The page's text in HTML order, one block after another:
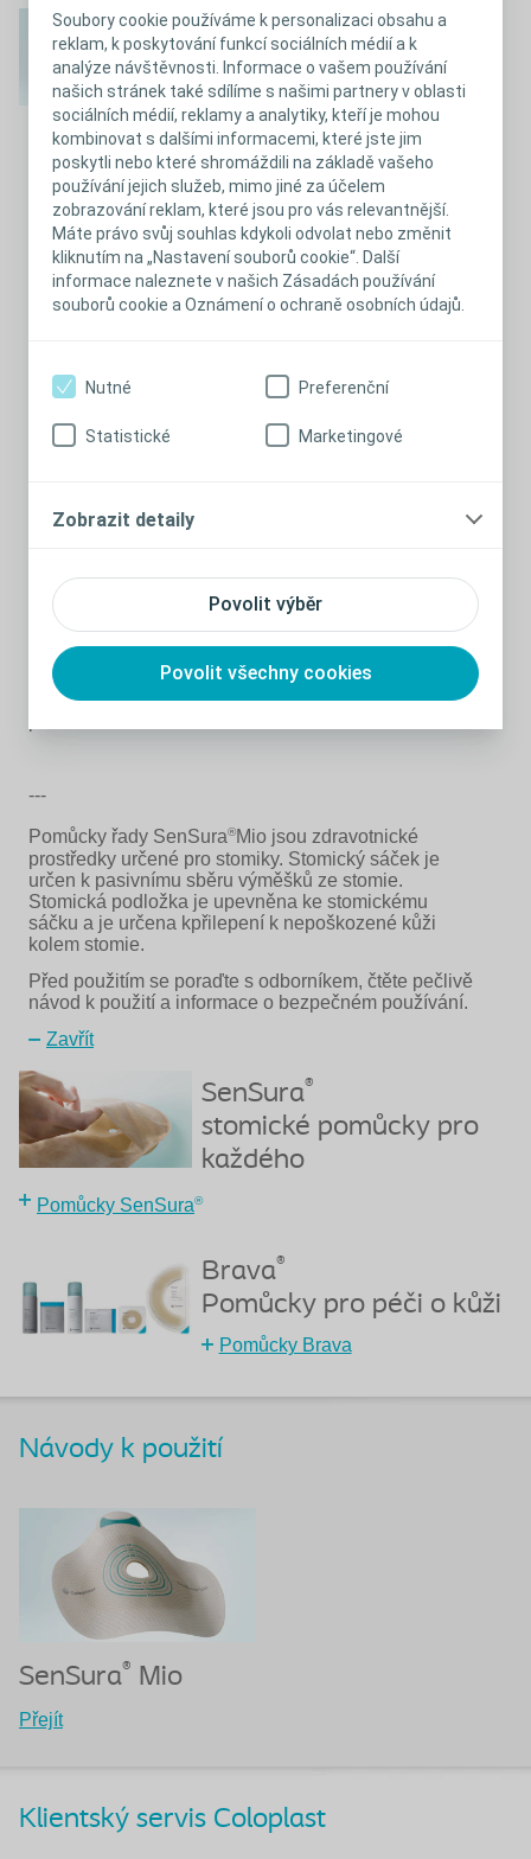
Soubory cookie používáme k personalizaci obsahu a
reklam, k poskytování funkcí sociálních médií a k
analýze návštěvnosti. Informace o vašem používání
našich stránek také sdílíme s našimi partnery v oblasti
sociálních médií, reklamy a analytiky, kteří je mohou
kombinovat s dalšími informacemi, které jste jim
poskytli nebo které shromáždili na základě vašeho
používání jejich služeb, mimo jiné za účelem
zobrazování reklam, které jsou pro vás relevantnější.
Máte právo svůj souhlas kdykoli odvolat nebo změnit
kliknutím na „Nastavení souborů cookie“. Další
informace naleznete v našich Zásadách používání
souborů cookie a Oznámení o ochraně osobních údajů.
Povolit výběr
Povolit všechny cookies
Nutné Preferenční
Statistické Marketingové
Zobrazit detaily
SenSura®Mio
nejnovější řada
stomických pomůcek
Zavřít
Pomůcky SenSura®Mio
Přejít na nabídku pomůcek SenSura Mio >
Správně přilne díky elastickému
Lidé mají individuální anatomii těla, která se mění jak
lepící materiál, který respektuje křivky vašeho
těla. Nový sáček SenSura Mio přilne k individuálním
záhyby.
Vypadá spíš jako součást oblečení
Nový sáček SenSura Mio vypadá úplně jinak, než
stomické sáčky, které jste doposud viděli. Nový
materiál je jemný a příjemně se nosí na kůži. Vypadá
spíše jako součást oblečení než jako zdravotnická
---
Pomůcky řady SenSura®Mio jsou zdravotnické
prostředky určené pro stomiky. Stomický sáček je
určen k pasivnímu sběru výměšků ze stomie.
Stomická podložka je upevněna ke stomickému
sáčku a je určena kpřilepení k nepoškozené kůži
kolem stomie.
Před použitím se poraďte s odborníkem, čtěte pečlivě
návod k použití a informace o bezpečném používání.
Zavřít
SenSura®
stomické pomůcky pro
každého
Pomůcky SenSura®
Brava®
Pomůcky pro péči o kůži
Pomůcky Brava
Návody k použití
SenSura® Mio
Přejít
Klientský servis Coloplast